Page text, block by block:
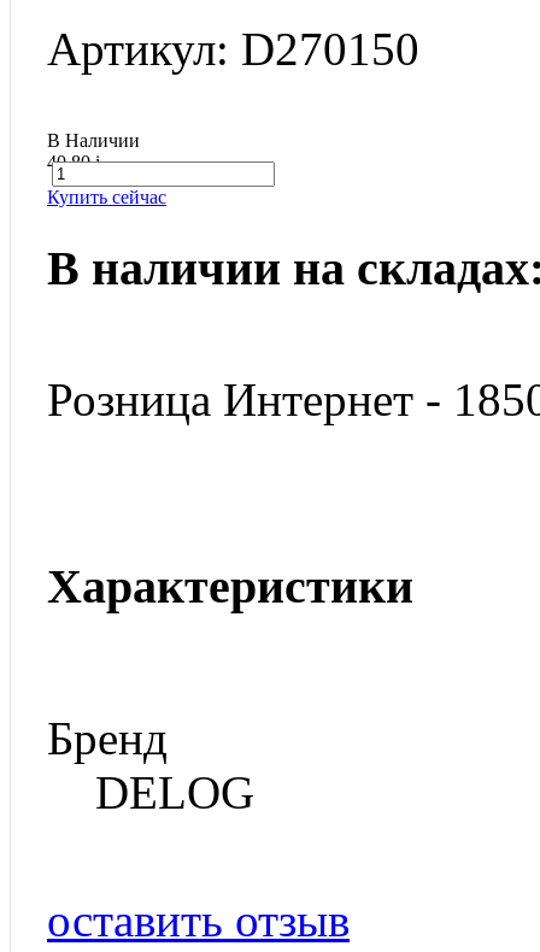
Артикул: D270150
В Наличии
40.80i
Купить сейчас
В наличии на
Розница Интернет -
Характеристики
Бренд
DELOG
оставить отзыв